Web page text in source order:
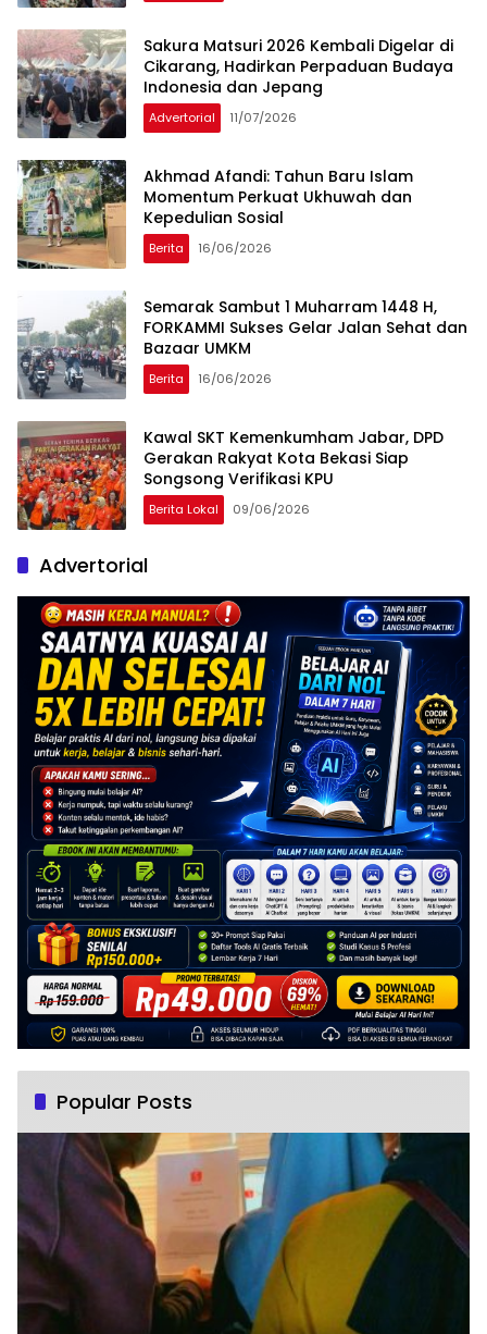
Sakura Matsuri 2026 Kembali Digelar di
Cikarang, Hadirkan Perpaduan Budaya
Indonesia dan Jepang
Advertorial 11/07/2026
Akhmad Afandi: Tahun Baru Islam
Momentum Perkuat Ukhuwah dan
Kepedulian Sosial
Berita 16/06/2026
Semarak Sambut 1 Muharram 1448 H,
FORKAMMI Sukses Gelar Jalan Sehat dan
Bazaar UMKM
Berita 16/06/2026
Kawal SKT Kemenkumham Jabar, DPD
Gerakan Rakyat Kota Bekasi Siap
Songsong Verifikasi KPU
Berita Lokal 09/06/2026
Advertorial
Popular Posts